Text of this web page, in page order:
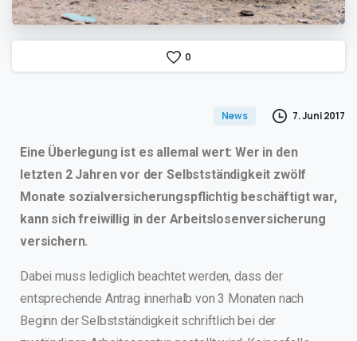
0
News 7. Juni 2017
Eine Überlegung ist es allemal wert: Wer in den
letzten 2 Jahren vor der Selbstständigkeit zwölf
Monate sozialversicherungspflichtig beschäftigt war,
kann sich freiwillig in der Arbeitslosenversicherung
versichern.
Dabei muss lediglich beachtet werden, dass der
entsprechende Antrag innerhalb von 3 Monaten nach
Beginn der Selbstständigkeit schriftlich bei der